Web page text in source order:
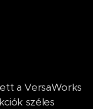
a VersaWorks
széles